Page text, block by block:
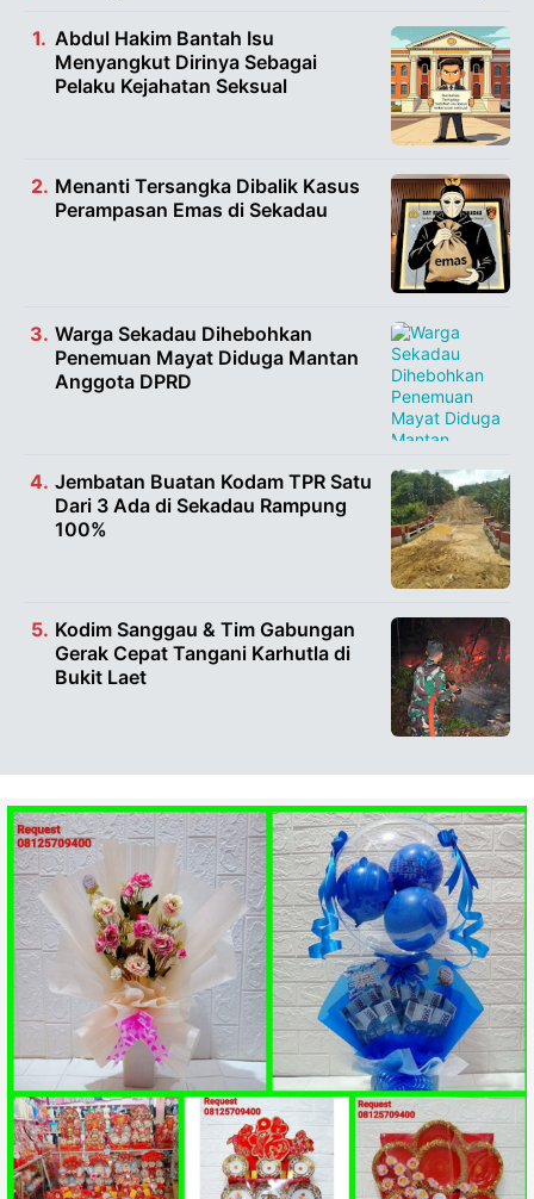
Abdul Hakim Bantah Isu
Menyangkut Dirinya Sebagai
Pelaku Kejahatan Seksual
Menanti Tersangka Dibalik Kasus
Perampasan Emas di Sekadau
Warga Sekadau Dihebohkan
Penemuan Mayat Diduga Mantan
Anggota DPRD
Jembatan Buatan Kodam TPR Satu
Dari 3 Ada di Sekadau Rampung
100%
Kodim Sanggau & Tim Gabungan
Gerak Cepat Tangani Karhutla di
Bukit Laet